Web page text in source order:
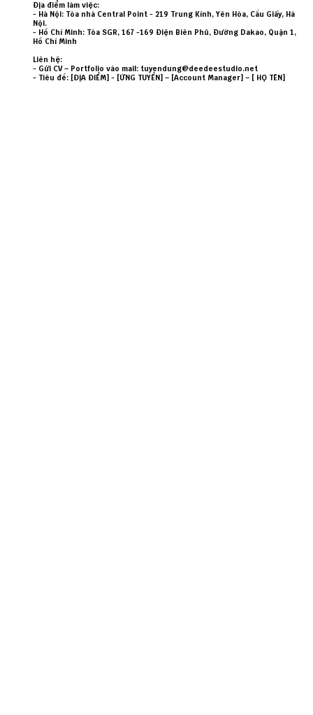
Địa điểm làm việc:
- Hà Nội: Tòa nhà Central Point - 219 Trung Kính, Yên Hòa, Cầu Giấy, Hà
Nội.
- Hồ Chí Minh: Tòa SGR, 167 -169 Điện Biên Phủ, Đường Dakao, Quận 1,
Hồ Chí Minh
Liên hệ:
- Gửi CV – Portfolio vào mail: tuyendung@deedeestudio.net
- Tiêu đề: [ĐỊA ĐIỂM] - [ỨNG TUYỂN] – [Account Manager] – [ HỌ TÊN]